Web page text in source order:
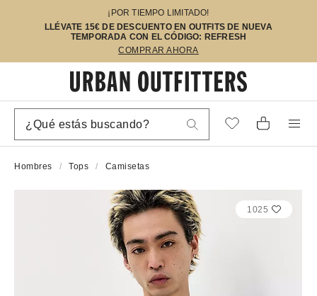
¡POR TIEMPO LIMITADO!
LLÉVATE 15€ DE DESCUENTO EN OUTFITS DE NUEVA
TEMPORADA CON EL CÓDIGO: REFRESH
COMPRAR AHORA
Hombres Tops Camisetas
1025